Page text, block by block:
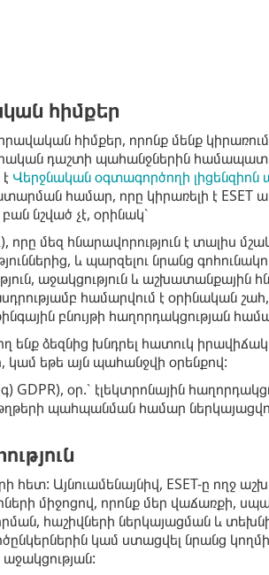
հիմքեր
հիմքեր, որոնք մենք
դաշտի պահանջներին
Վերջնական օգտագործողի լիցենզիոն
համար, որը կիրառելի է ESET
նշված չէ, օրինակ՝
մեզ հնարավորություն է տալիս
և պարզելու նրանց
աջակցություն և աշխատանքային
համարվում է օրինական
բնույթի հաղորդակցության
ենք ձեզնից խնդրել հատուկ
եթե այն պահանջվի օրենքով:
օր.՝ էլեկտրոնային
պահպանման համար
հետ: Այնուամենայնիվ, ESET-ը ողջ
միջոցով, որոնք մեր վաճառքի,
հաշիվների ներկայացման և
կամ ստացվել նրանց